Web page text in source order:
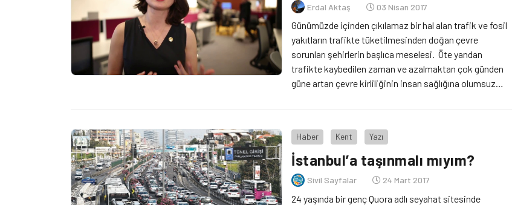
Erdal Aktaş 03 Nisan 2017
Günümüzde içinden çıkılamaz bir hal alan trafik ve fosil
yakıtların trafikte tüketilmesinden doğan çevre
sorunları şehirlerin başlıca meselesi. Öte yandan
trafikte kaybedilen zaman ve azalmaktan çok günden
güne artan çevre kirliliğinin insan sağlığına olumsuz
ritüelinin bir parçası. Kimi ülkeler bu gidişe ‘dur’ demek
için araç vergilerini yükseltirken kimileri de […]
Haber Kent Yazı
İstanbul’a taşınmalı mıyım?
Sivil Sayfalar 24 Mart 2017
24 yaşında bir genç Quora adlı seyahat sitesinde